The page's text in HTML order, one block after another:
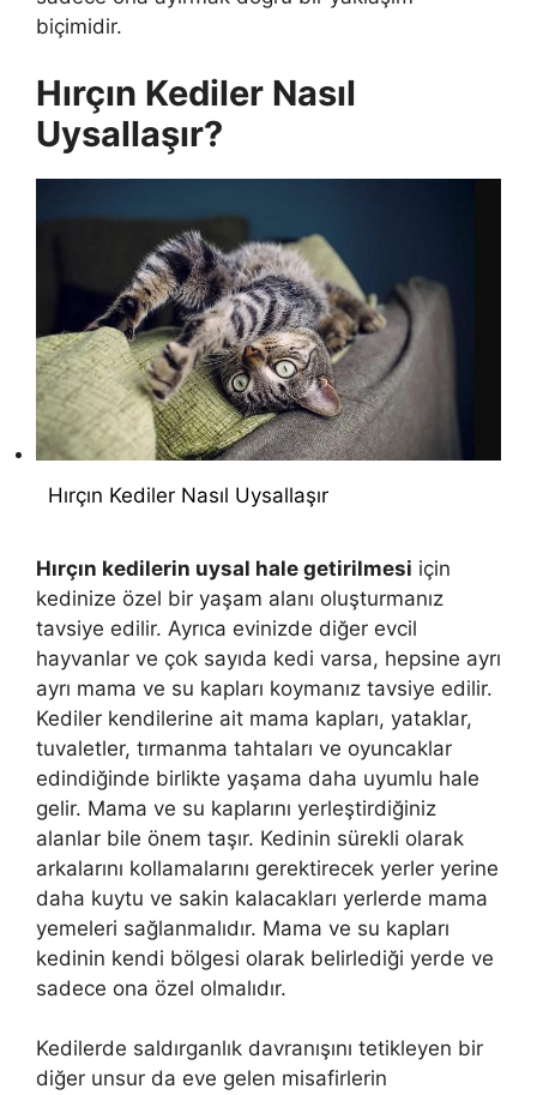
biçimidir.
Hırçın Kediler Nasıl
Uysallaşır?
Hırçın Kediler Nasıl Uysallaşır
Hırçın kedilerin uysal hale getirilmesi için
kedinize özel bir yaşam alanı oluşturmanız
tavsiye edilir. Ayrıca evinizde diğer evcil
hayvanlar ve çok sayıda kedi varsa, hepsine ayrı
ayrı mama ve su kapları koymanız tavsiye edilir.
Kediler kendilerine ait mama kapları, yataklar,
tuvaletler, tırmanma tahtaları ve oyuncaklar
edindiğinde birlikte yaşama daha uyumlu hale
gelir. Mama ve su kaplarını yerleştirdiğiniz
alanlar bile önem taşır. Kedinin sürekli olarak
arkalarını kollamalarını gerektirecek yerler yerine
daha kuytu ve sakin kalacakları yerlerde mama
yemeleri sağlanmalıdır. Mama ve su kapları
kedinin kendi bölgesi olarak belirlediği yerde ve
sadece ona özel olmalıdır.
Kedilerde saldırganlık davranışını tetikleyen bir
diğer unsur da eve gelen misafirlerin